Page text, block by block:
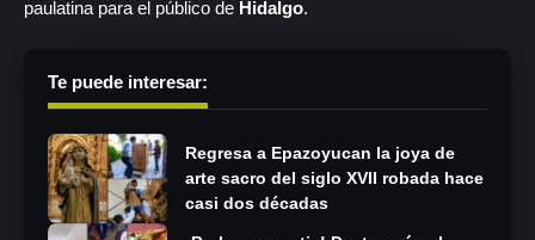
paulatina para el público de Hidalgo.
Te puede interesar:
Regresa a Epazoyucan la joya de
arte sacro del siglo XVII robada hace
casi dos décadas